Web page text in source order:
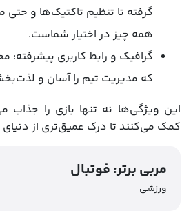
گرفته تا تنظیم تاکتیک‌ها و حتی
همه چیز در اختیار شماست.
گرافیک و رابط کاربری
که مدیریت تیم را آسان و
این ویژگی‌ها نه تنها بازی را جذاب
کمک می‌کنند تا درک عمیق‌تری از
مربی برتر: فوتبال
ورزشی